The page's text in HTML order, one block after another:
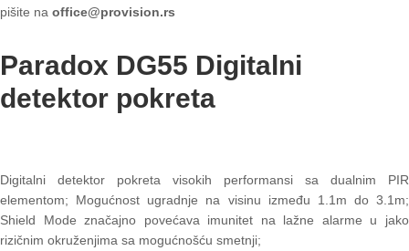
pišite na office@provision.rs
Paradox DG55 Digitalni
detektor pokreta
Digitalni detektor pokreta visokih performansi sa dualnim PIR
elementom; Mogućnost ugradnje na visinu između 1.1m do 3.1m;
Shield Mode značajno povećava imunitet na lažne alarme u jako
rizičnim okruženjima sa mogućnošću smetnji;